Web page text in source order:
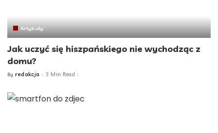
Artykuły
Jak uczyć się hiszpańskiego nie wychodząc z
domu?
Posted
By redakcja 3 Min Read